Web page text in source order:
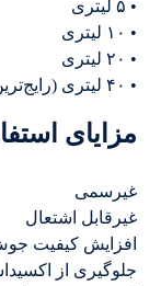
• ۵ لیتری
• ۱۰ لیتری
• ۲۰ لیتری
• ۴۰ لیتری (رایج‌ترین در صنعت)
مزایای
غیرسمی
غیرقابل اشتعال
افزایش کیفیت
جلوگیری از